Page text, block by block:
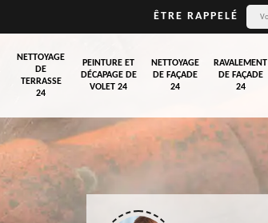
ÊTRE RAPPELÉ
NETTOYAGE
DE
TERRASSE
24
PEINTURE ET
DÉCAPAGE DE
VOLET 24
NETTOYAGE
DE FAÇADE
24
RAVALEMENT
DE FAÇADE
24